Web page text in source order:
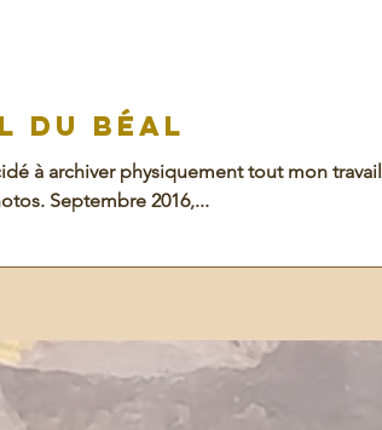
du Béal
à archiver physiquement tout mon travail
Septembre 2016,...